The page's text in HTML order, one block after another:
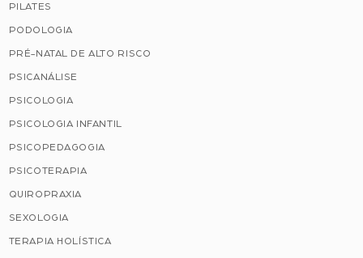
PILATES
PODOLOGIA
PRÉ-NATAL DE ALTO RISCO
PSICANÁLISE
PSICOLOGIA
PSICOLOGIA INFANTIL
PSICOPEDAGOGIA
PSICOTERAPIA
QUIROPRAXIA
SEXOLOGIA
TERAPIA HOLÍSTICA